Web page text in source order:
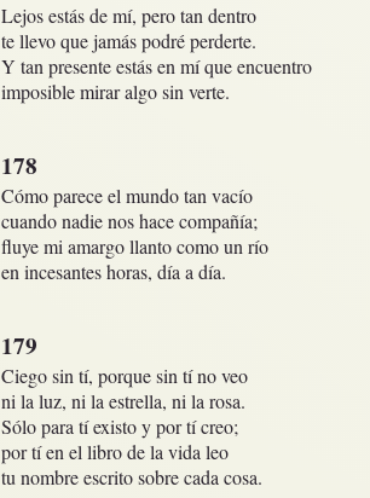
Lejos estás de mí, pero tan dentro
te llevo que jamás podré perderte.
Y tan presente estás en mí que encuentro
imposible mirar algo sin verte.
178
Cómo parece el mundo tan vacío
cuando nadie nos hace compañía;
fluye mi amargo llanto como un río
en incesantes horas, día a día.
179
Ciego sin tí, porque sin tí no veo
ni la luz, ni la estrella, ni la rosa.
Sólo para tí existo y por tí creo;
por tí en el libro de la vida leo
tu nombre escrito sobre cada cosa.